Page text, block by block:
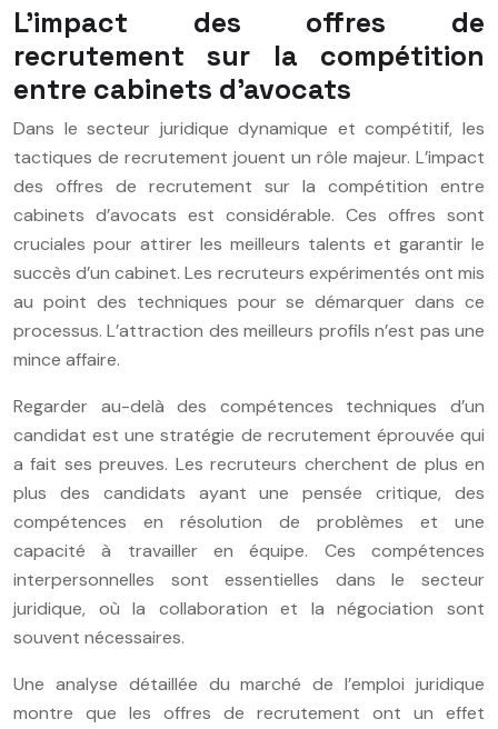
L’impact des offres de
recrutement sur la compétition
entre cabinets d’avocats
Dans le secteur juridique dynamique et compétitif, les
tactiques de recrutement jouent un rôle majeur. L’impact
des offres de recrutement sur la compétition entre
cabinets d’avocats est considérable. Ces offres sont
cruciales pour attirer les meilleurs talents et garantir le
succès d’un cabinet. Les recruteurs expérimentés ont mis
au point des techniques pour se démarquer dans ce
processus. L’attraction des meilleurs profils n’est pas une
mince affaire.
Regarder au-delà des compétences techniques d’un
candidat est une stratégie de recrutement éprouvée qui
a fait ses preuves. Les recruteurs cherchent de plus en
plus des candidats ayant une pensée critique, des
compétences en résolution de problèmes et une
capacité à travailler en équipe. Ces compétences
interpersonnelles sont essentielles dans le secteur
juridique, où la collaboration et la négociation sont
souvent nécessaires.
Une analyse détaillée du marché de l’emploi juridique
montre que les offres de recrutement ont un effet